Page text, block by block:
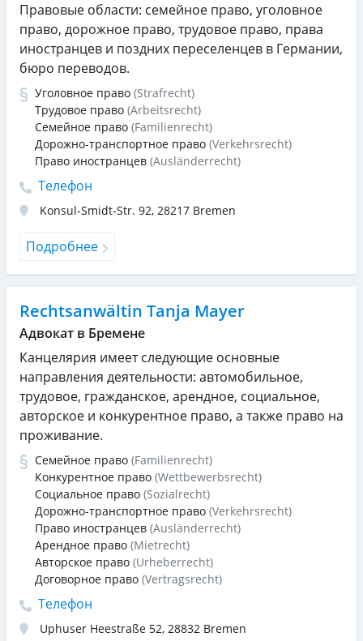
Правовые области: семейное право, уголовное
право, дорожное право, трудовое право, права
иностранцев и поздних переселенцев в Германии,
бюро переводов.
Уголовное право (Strafrecht)
Трудовое право (Arbeitsrecht)
Семейное право (Familienrecht)
Дорожно-транспортное право (Verkehrsrecht)
Право иностранцев (Ausländerrecht)
Телефон
Konsul-Smidt-Str. 92, 28217 Bremen
Подробнее
Rechtsanwältin Tanja Mayer
Адвокат в Бремене
Канцелярия имеет следующие основные
направления деятельности: автомобильное,
трудовое, гражданское, арендное, социальное,
авторское и конкурентное право, а также право на
проживание.
Семейное право (Familienrecht)
Конкурентное право (Wettbewerbsrecht)
Социальное право (Sozialrecht)
Дорожно-транспортное право (Verkehrsrecht)
Право иностранцев (Ausländerrecht)
Арендное право (Mietrecht)
Авторское право (Urheberrecht)
Договорное право (Vertragsrecht)
Телефон
Uphuser Heestraße 52, 28832 Bremen